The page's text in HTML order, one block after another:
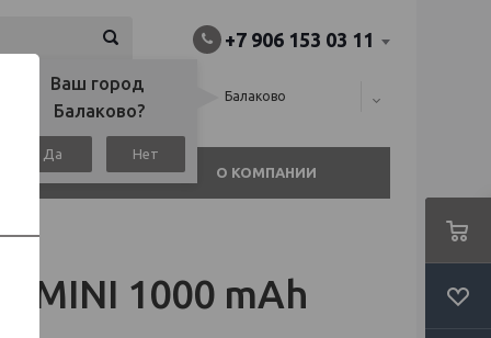
или
+7 906 153 03 11
Ваш город
Балаково?
Да Нет
Балаково
О КОМПАНИИ
MINI 1000 mAh